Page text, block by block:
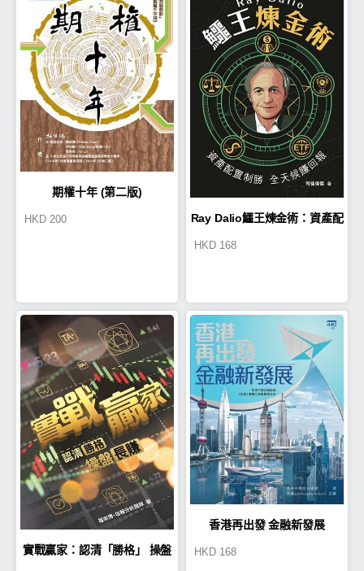
期權十年 (第二版)
HKD 200 Ray Dalio鱷王煉金術：資產配
HKD 168
實戰贏家：認清「勝格」 操盤
香港再出發 金融新發展
HKD 168